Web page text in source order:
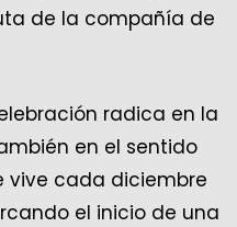
de la compañía de
radica en la
en el sentido
vive cada diciembre
el inicio de una